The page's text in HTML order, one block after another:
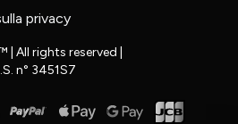
privacy
| All rights reserved |
n° 3451S7